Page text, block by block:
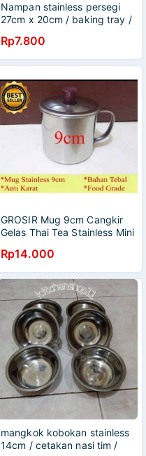
Nampan stainless persegi
27cm x 20cm / baking tray /
ukuran panjang 27cm lebar
20cm
Rp7.800
GROSIR Mug 9cm Cangkir
Gelas Thai Tea Stainless Mini
Rp14.000
mangkok kobokan stainless
14cm / cetakan nasi tim /